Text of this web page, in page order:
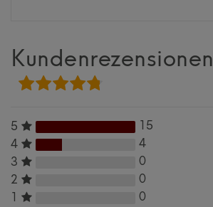
Kundenrezensionen
5
15
4
4
3
0
2
0
1
0